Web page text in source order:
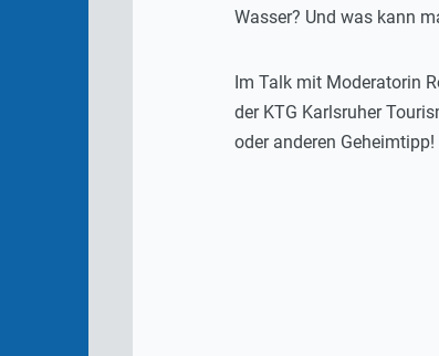
Wasser? Und was kann
Im Talk mit Moderatorin
der KTG Karlsruher
oder anderen Geheimtipp!